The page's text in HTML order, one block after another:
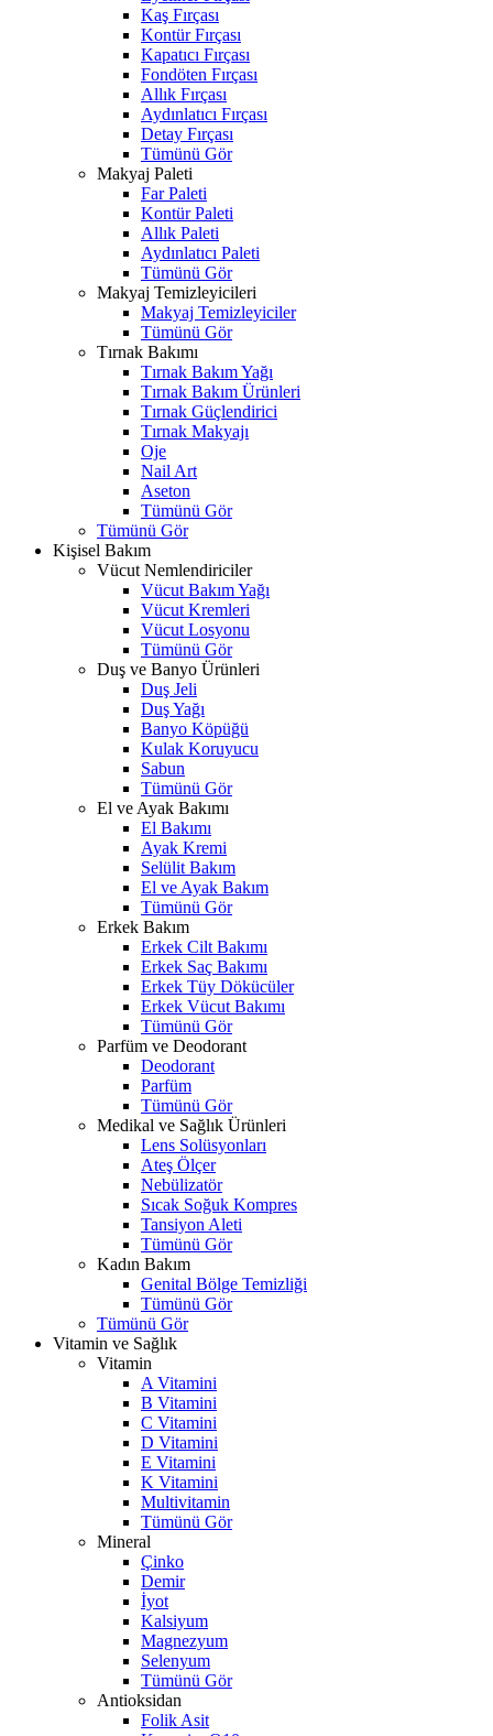
Kaş Fırçası
Kontür Fırçası
Kapatıcı Fırçası
Fondöten Fırçası
Allık Fırçası
Aydınlatıcı Fırçası
Detay Fırçası
Tümünü Gör
Makyaj Paleti
Far Paleti
Kontür Paleti
Allık Paleti
Aydınlatıcı Paleti
Tümünü Gör
Makyaj Temizleyicileri
Makyaj Temizleyiciler
Tümünü Gör
Tırnak Bakımı
Tırnak Bakım Yağı
Tırnak Bakım Ürünleri
Tırnak Güçlendirici
Tırnak Makyajı
Oje
Nail Art
Aseton
Tümünü Gör
Tümünü Gör
Kişisel Bakım
Vücut Nemlendiriciler
Vücut Bakım Yağı
Vücut Kremleri
Vücut Losyonu
Tümünü Gör
Duş ve Banyo Ürünleri
Duş Jeli
Duş Yağı
Banyo Köpüğü
Kulak Koruyucu
Sabun
Tümünü Gör
El ve Ayak Bakımı
El Bakımı
Ayak Kremi
Selülit Bakım
El ve Ayak Bakım
Tümünü Gör
Erkek Bakım
Erkek Cilt Bakımı
Erkek Saç Bakımı
Erkek Tüy Dökücüler
Erkek Vücut Bakımı
Tümünü Gör
Parfüm ve Deodorant
Deodorant
Parfüm
Tümünü Gör
Medikal ve Sağlık Ürünleri
Lens Solüsyonları
Ateş Ölçer
Nebülizatör
Sıcak Soğuk Kompres
Tansiyon Aleti
Tümünü Gör
Kadın Bakım
Genital Bölge Temizliği
Tümünü Gör
Tümünü Gör
Vitamin ve Sağlık
Vitamin
A Vitamini
B Vitamini
C Vitamini
D Vitamini
E Vitamini
K Vitamini
Multivitamin
Tümünü Gör
Mineral
Çinko
Demir
İyot
Kalsiyum
Magnezyum
Selenyum
Tümünü Gör
Antioksidan
Folik Asit